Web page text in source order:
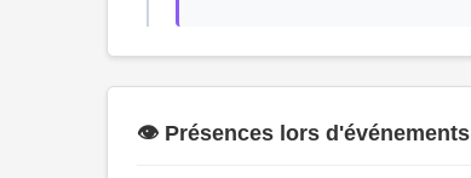
👁️ Présences lors d'événements